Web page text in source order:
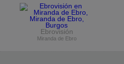
Ebrovisión
Miranda de Ebro